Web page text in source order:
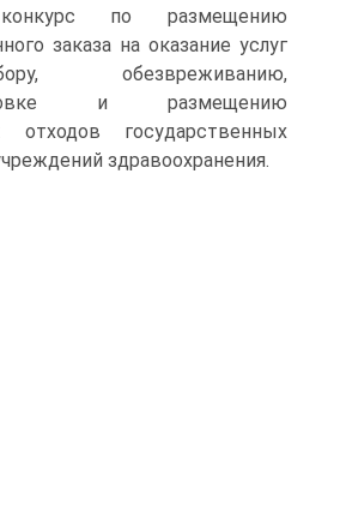
по размещению
заказа на оказание услуг
обезвреживанию,
и размещению
отходов государственных
здравоохранения.